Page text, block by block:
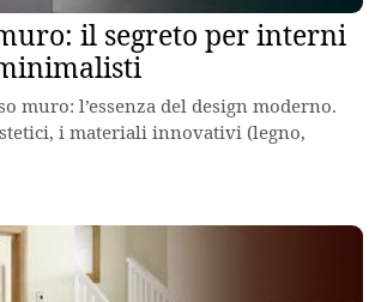
il segreto per interni
muro: l’essenza del design moderno.
i materiali innovativi (legno,